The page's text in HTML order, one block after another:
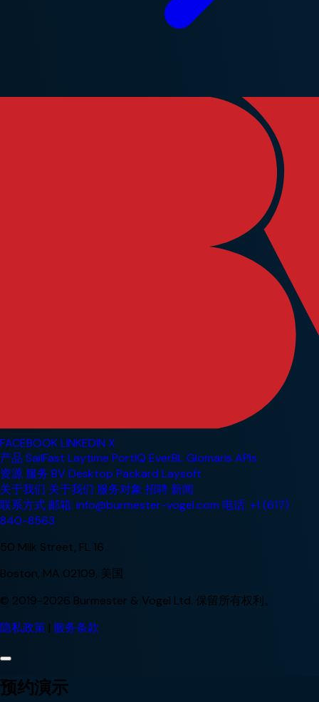
FACEBOOKLINKEDIN X
产品 SailFast Laytime PortIQ EverBLGlomaris APIs
资源 服务 BV Desktop Packard Laysoft
关于我们 关于我们 服务对象 招聘 新闻
联系方式 邮箱: info@burmester-vogel.com 电话: +1 (617)
840-8563
50 Milk Street, FL 16
Boston, MA 02109, 美国
© 2019-2026 Burmester & Vogel Ltd. 保留所有权利。
隐私政策 | 服务条款
预约演示